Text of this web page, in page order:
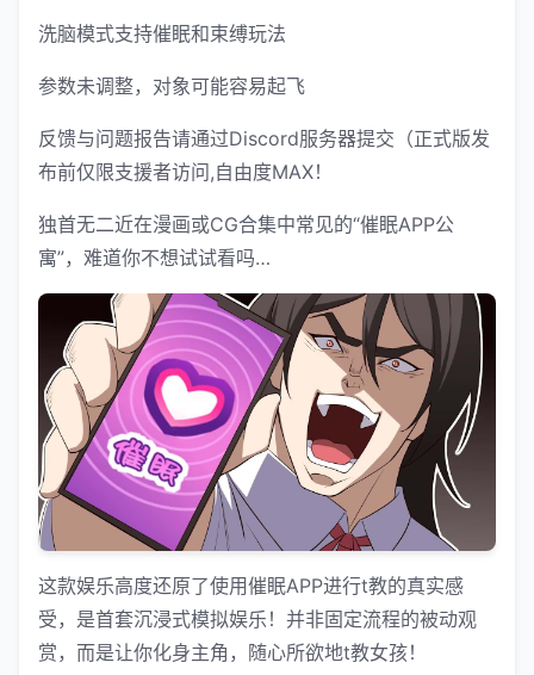
洗脑模式支持催眠和束缚玩法
参数未调整，对象可能容易起飞
反馈与问题报告请通过Discord服务器提交（正式版发
布前仅限支援者访问,自由度MAX！
独首无二近在漫画或CG合集中常见的“催眠APP公
寓”，难道你不想试试看吗…
这款娱乐高度还原了使用催眠APP进行t教的真实感
受，是首套沉浸式模拟娱乐！并非固定流程的被动观
赏，而是让你化身主角，随心所欲地t教女孩！